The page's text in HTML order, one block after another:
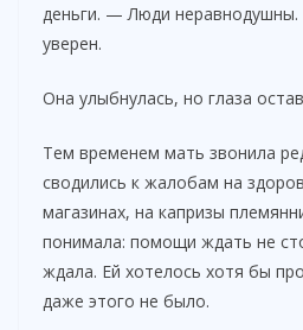
деньги. — Люди неравнодушны.
уверен.
Она улыбнулась, но глаза
Тем временем мать звонила
сводились к жалобам на
магазинах, на капризы
понимала: помощи ждать не
ждала. Ей хотелось хотя бы
даже этого не было.